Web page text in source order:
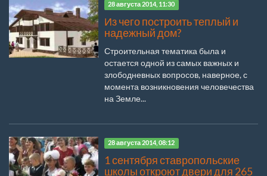
28 августа 2014, 11:30
Из чего построить теплый и
надежный дом?
Строительная тематика была и
остается одной из самых важных и
злободневных вопросов, наверное, с
момента возникновения человечества
на Земле...
28 августа 2014, 08:12
1 сентября ставропольские
школы откроют двери для 265